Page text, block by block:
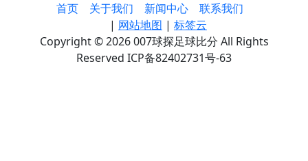
首页 关于我们 新闻中心
联系我们
| 网站地图 | 标签云
Copyright © 2026 007球探足球比分 All Rights
Reserved ICP备82402731号-63